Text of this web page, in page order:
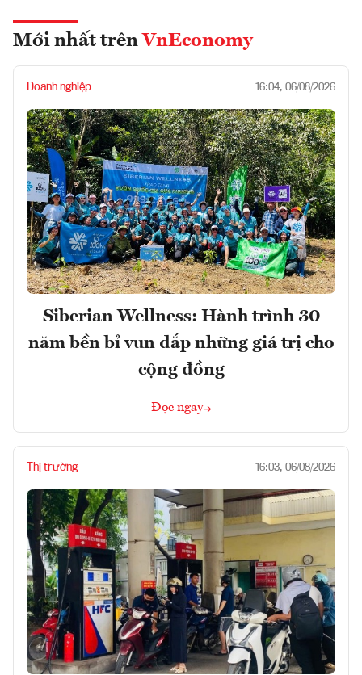
Mới nhất trên VnEconomy
Doanh nghiệp 16:04, 06/08/2026
Siberian Wellness: Hành trình 30
năm bền bỉ vun đắp những giá trị cho
cộng đồng
Đọc ngay
Thị trường 16:03, 06/08/2026